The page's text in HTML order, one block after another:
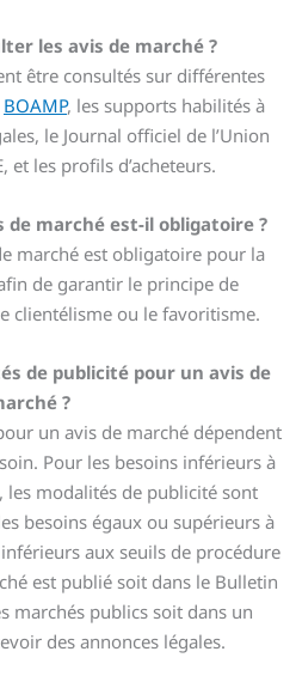
les avis de marché ?
être consultés sur différentes
BOAMP, les supports habilités à
le Journal officiel de l’Union
et les profils d’acheteurs.
de marché est-il obligatoire ?
marché est obligatoire pour la
de garantir le principe de
clientélisme ou le favoritisme.
de publicité pour un avis de
?
un avis de marché dépendent
Pour les besoins inférieurs à
les modalités de publicité sont
besoins égaux ou supérieurs à
aux seuils de procédure
est publié soit dans le Bulletin
marchés publics soit dans un
des annonces légales.